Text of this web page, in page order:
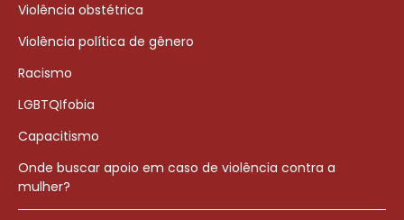
Violência obstétrica
Violência política de gênero
Racismo
LGBTQIfobia
Capacitismo
Onde buscar apoio em caso de violência contra a
mulher?